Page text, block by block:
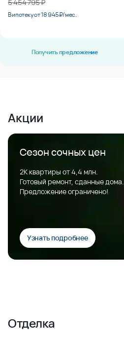
5 454 795 ₽
В ипотеку от 18 945 ₽/мес.
Получить предложение
Акции
Сезон сочных цен
2К квартиры от 4,4 млн.
Готовый ремонт, сданные дома.
Предложение ограничено!
Узнать подробнее
Отделка